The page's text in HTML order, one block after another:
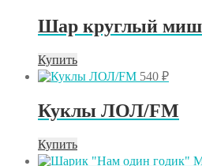
Шар круглый
Купить
540 ₽
Куклы ЛОЛ/FM
Купить